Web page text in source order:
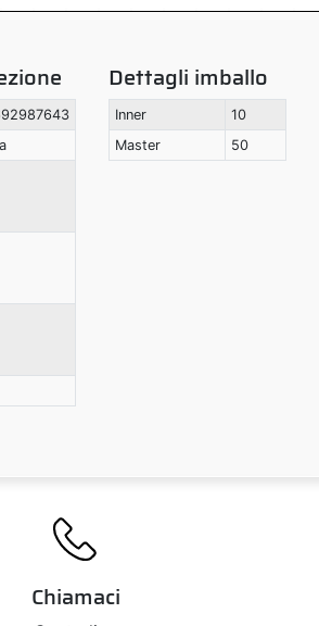
Dettagli imballo
Inner
10
Master
50
Chiamaci